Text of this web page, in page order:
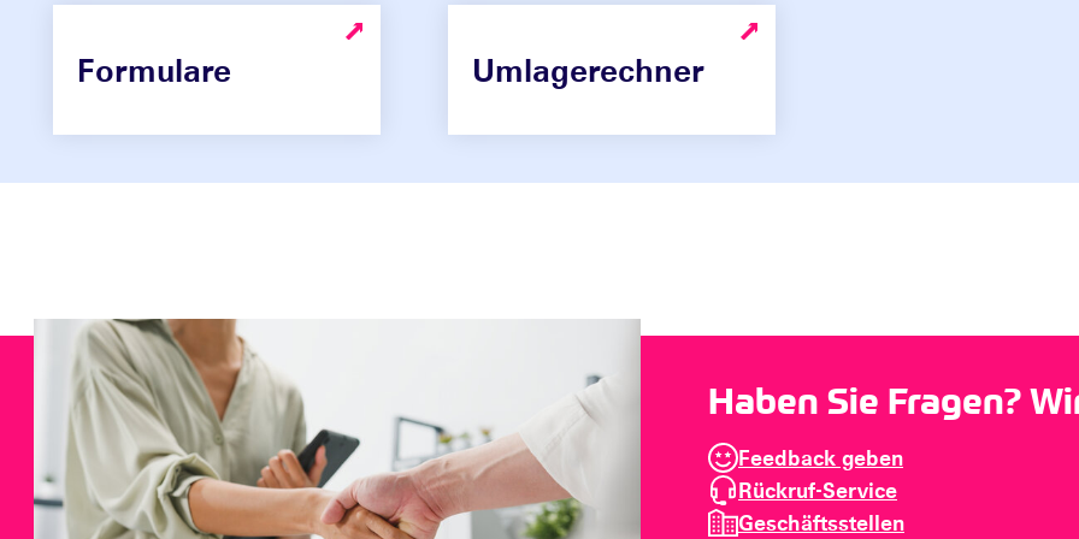
Formulare Umlagerechner
Haben Sie Fragen?
Feedback geben
Rückruf-Service
Geschäftsstellen